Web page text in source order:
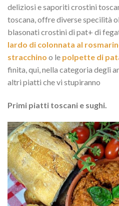
deliziosi e saporiti crostini
toscana, offre diverse specilità
blasonati crostini di pat+ di
lardo di colonnata al
stracchino o le polpette di
finita, qui, nella categoria degli
altri piatti che vi stupiranno
Primi piatti toscani e sughi.